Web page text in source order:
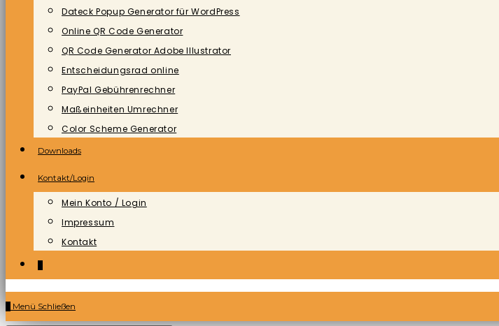
Dateck Popup Generator für WordPress
Online QR Code Generator
QR Code Generator Adobe Illustrator
Entscheidungsrad online
PayPal Gebührenrechner
Maßeinheiten Umrechner
Color Scheme Generator
Downloads
Kontakt/Login
Mein Konto / Login
Impressum
Kontakt
Menü Schließen